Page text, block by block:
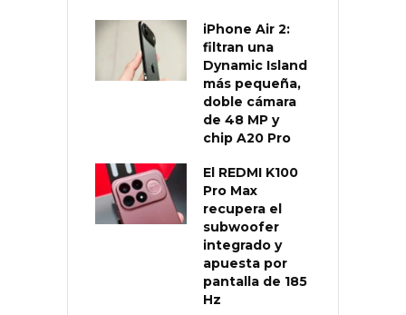
iPhone Air 2:
filtran una
Dynamic Island
más pequeña,
doble cámara
de 48 MP y
chip A20 Pro
El REDMI K100
Pro Max
recupera el
subwoofer
integrado y
apuesta por
pantalla de 185
Hz